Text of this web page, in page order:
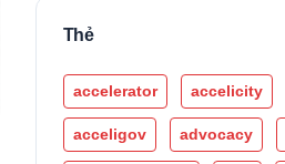
Thẻ
accelerator accelicity
acceligov advocacy